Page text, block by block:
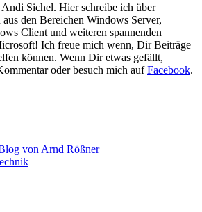
Sichel. Hier schreibe ich über
den Bereichen Windows Server,
Client und weiteren spannenden
Ich freue mich wenn, Dir Beiträge
können. Wenn Dir etwas gefällt,
oder besuch mich aufFacebook.
von Arnd Rößner